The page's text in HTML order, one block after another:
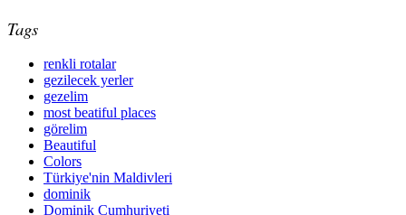
Tags
renkli rotalar
gezilecek yerler
gezelim
most beatiful places
görelim
Beautiful
Colors
Türkiye'nin Maldivleri
dominik
Dominik Cumhuriyeti